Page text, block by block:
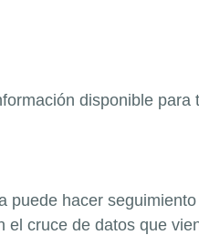
disponible para
puede hacer
cruce de datos que